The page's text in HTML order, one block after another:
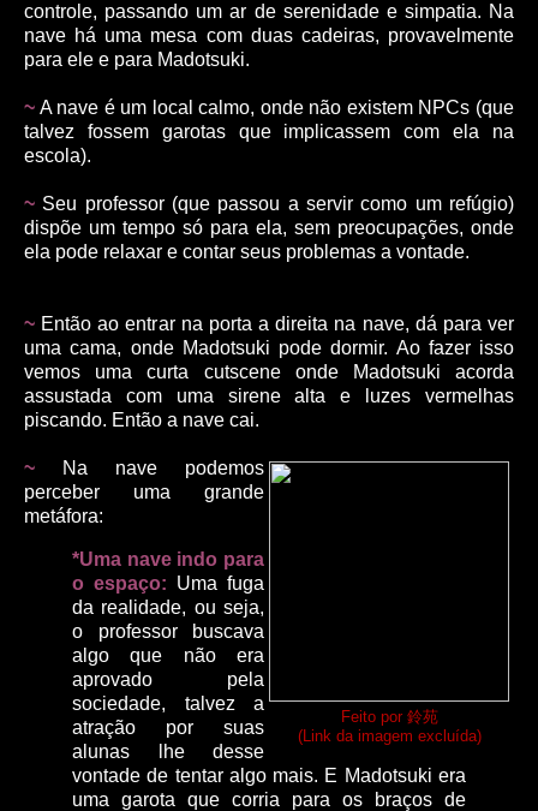
controle, passando um ar de serenidade e simpatia. Na
nave há uma mesa com duas cadeiras, provavelmente
para ele e para Madotsuki.
~ A nave é um local calmo, onde não existem NPCs (que
talvez fossem garotas que implicassem com ela na
escola).
~ Seu professor (que passou a servir como um refúgio)
dispõe um tempo só para ela, sem preocupações, onde
ela pode relaxar e contar seus problemas a vontade.
~ Então ao entrar na porta a direita na nave, dá para ver
uma cama, onde Madotsuki pode dormir. Ao fazer isso
vemos uma curta cutscene onde Madotsuki acorda
assustada com uma sirene alta e luzes vermelhas
piscando. Então a nave cai.
Feito por 鈴苑
(Link da imagem excluída)
~ Na nave podemos
perceber uma grande
metáfora:
*Uma nave indo para
o espaço: Uma fuga
da realidade, ou seja,
o professor buscava
algo que não era
aprovado pela
sociedade, talvez a
atração por suas
alunas lhe desse
vontade de tentar algo mais. E Madotsuki era
uma garota que corria para os braços de